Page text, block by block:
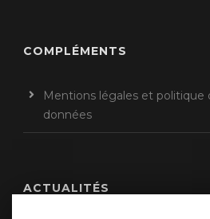
COMPLÉMENTS
Mentions légales et
données
ACTUALITÉS